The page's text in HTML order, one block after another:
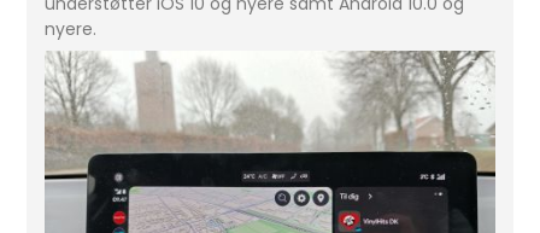
nyere.